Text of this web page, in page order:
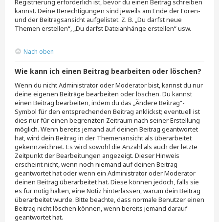
Registrierung erforderlich ist, bevor du einen Beitrag schreiben
kannst. Deine Berechtigungen sind jeweils am Ende der Foren-
und der Beitragsansicht aufgelistet. Z. B. „Du darfst neue
Themen erstellen“, „Du darfst Dateianhänge erstellen“ usw.
Nach oben
Wie kann ich einen Beitrag bearbeiten oder löschen?
Wenn du nicht Administrator oder Moderator bist, kannst du nur
deine eigenen Beiträge bearbeiten oder löschen. Du kannst
einen Beitrag bearbeiten, indem du das „Ändere Beitrag“-
Symbol für den entsprechenden Beitrag anklickst; eventuell ist
dies nur für einen begrenzten Zeitraum nach seiner Erstellung
möglich. Wenn bereits jemand auf deinen Beitrag geantwortet
hat, wird dein Beitrag in der Themenansicht als überarbeitet
gekennzeichnet. Es wird sowohl die Anzahl als auch der letzte
Zeitpunkt der Bearbeitungen angezeigt. Dieser Hinweis
erscheint nicht, wenn noch niemand auf deinen Beitrag
geantwortet hat oder wenn ein Administrator oder Moderator
deinen Beitrag überarbeitet hat. Diese können jedoch, falls sie
es für nötig halten, eine Notiz hinterlassen, warum dein Beitrag
überarbeitet wurde. Bitte beachte, dass normale Benutzer einen
Beitrag nicht löschen können, wenn bereits jemand darauf
geantwortet hat.